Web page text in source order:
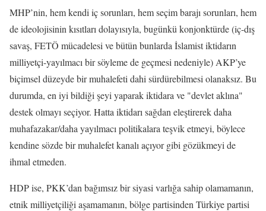
MHP’nin, hem kendi iç sorunları, hem seçim barajı sorunları, hem
de ideolojisinin kısıtları dolayısıyla, bugünkü konjonktürde (iç-dış
savaş, FETÖ mücadelesi ve bütün bunlarda İslamist iktidarın
milliyetçi-yayılmacı bir söyleme de geçmesi nedeniyle) AKP’ye
biçimsel düzeyde bir muhalefeti dahi sürdürebilmesi olanaksız. Bu
durumda, en iyi bildiği şeyi yaparak iktidara ve "devlet aklına"
destek olmayı seçiyor. Hatta iktidarı sağdan eleştirerek daha
muhafazakar/daha yayılmacı politikalara teşvik etmeyi, böylece
kendine sözde bir muhalefet kanalı açıyor gibi gözükmeyi de
ihmal etmeden.
HDP ise, PKK’dan bağımsız bir siyasi varlığa sahip olamamanın,
etnik milliyetçiliği aşamamanın, bölge partisinden Türkiye partisi